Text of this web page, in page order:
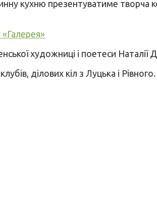
кухню презентуватиме творча
художниці і поетеси
ділових кіл з Луцька і Рівного.